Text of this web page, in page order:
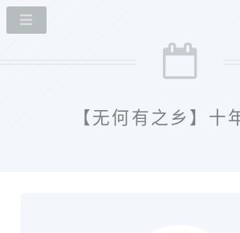
【无何有之乡】十